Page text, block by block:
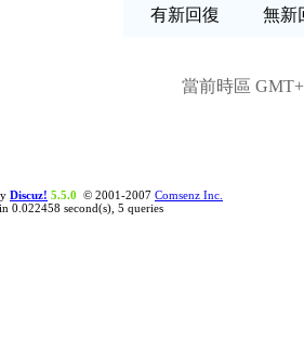
有新回復 無
當前時區
Discuz! 5.5.0 © 2001-2007 Comsenz Inc.
0.022458 second(s), 5 queries